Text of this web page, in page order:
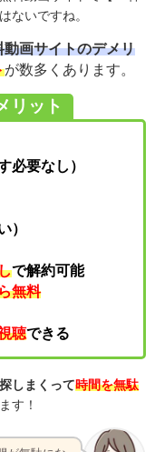
ないですね。
動画サイトのデメリ
が数多くあります。
リット
必要なし）
）
で解約可能
無料
聴できる
しまくって時間を無駄
す！